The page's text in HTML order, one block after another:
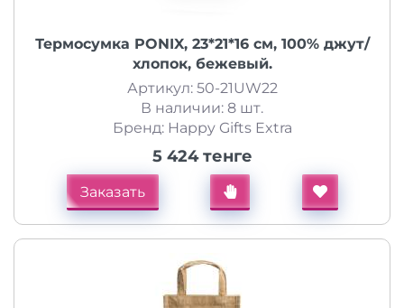
Термосумка PONIX, 23*21*16 см, 100% джут/
хлопок, бежевый.
Артикул: 50-21UW22
В наличии: 8 шт.
Бренд: Happy Gifts Extra
5 424 тенге
Заказать